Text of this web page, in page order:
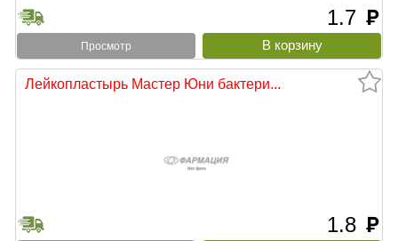
1.7 руб
Просмотр
Лейкопластырь Мастер Юни бактери...
1.8 руб